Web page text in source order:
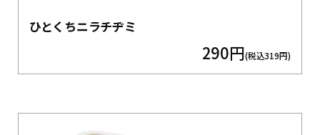
ひとくちニラチヂミ
290円(税込319円)